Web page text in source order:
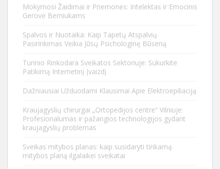
Mokymosi Žaidimai ir Priemonės: Intelektas ir Emocinis
Gerovė Berniukams
Spalvos ir Nuotaika: Kaip Tapetų Atspalvių
Pasirinkimas Veikia Jūsų Psichologinę Būseną
Turinio Rinkodara Sveikatos Sektoriuje: Sukurkite
Patikimą Internetinį Įvaizdį
Dažniausiai Užduodami Klausimai Apie Elektroepiliaciją
Kraujagyslių chirurgai „Ortopedijos centre“ Vilniuje:
Profesionalumas ir pažangios technologijos gydant
kraujagyslių problemas
Sveikas mitybos planas: kaip susidaryti tinkamą
mitybos planą ilgalaikei sveikatai